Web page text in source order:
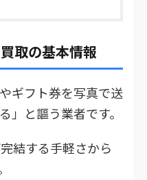
取の基本情報
ギフト券を写真で送
」と謳う業者です。
結する手軽さから